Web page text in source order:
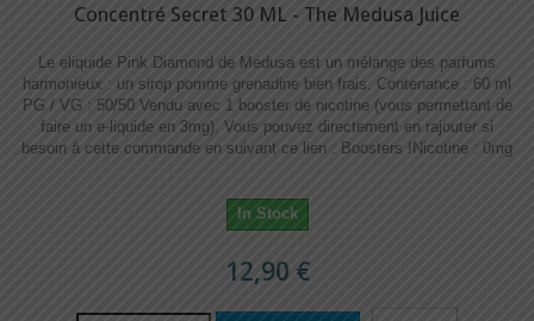
Concentré Secret 30 ML - The Medusa Juice
Le eliquide Pink Diamond de Medusa est un mélange des parfums
harmonieux : un sirop pomme grenadine bien frais. Contenance : 60 ml
PG / VG : 50/50 Vendu avec 1 booster de nicotine (vous permettant de
faire un e-liquide en 3mg). Vous pouvez directement en rajouter si
besoin à cette commande en suivant ce lien : Boosters !​​ Nicotine : 0mg
In Stock
12,90 €